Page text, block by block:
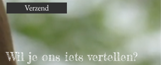
Verzend
Wil je ons iets vertellen?